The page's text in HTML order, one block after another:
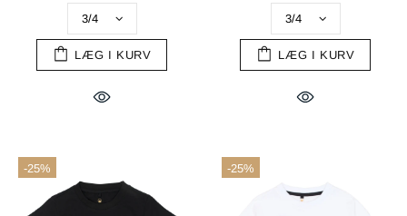
LÆG I KURV LÆG I KURV
-25% -25%